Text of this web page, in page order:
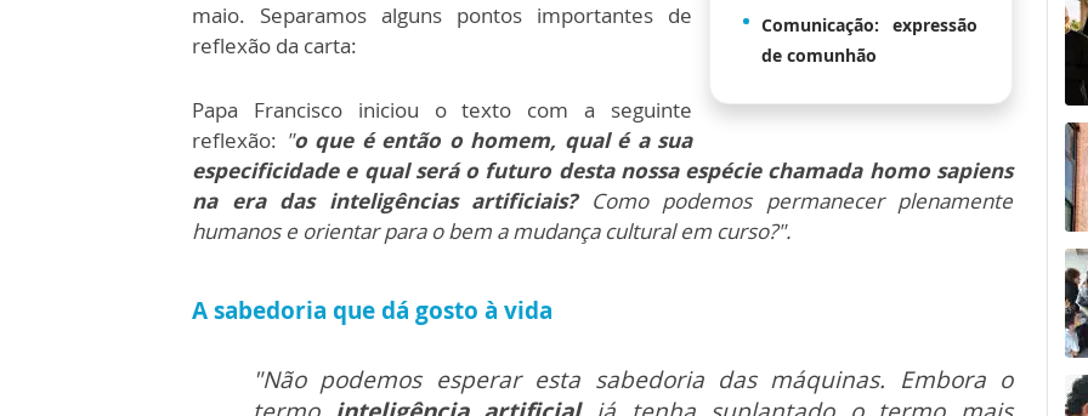
Comunicação: expressão
de comunhão
maio. Separamos alguns pontos importantes de
reflexão da carta:
Papa Francisco iniciou o texto com a seguinte
reflexão: "o que é então o homem, qual é a sua
especificidade e qual será o futuro desta nossa espécie chamada homo sapiens
na era das inteligências artificiais? Como podemos permanecer plenamente
humanos e orientar para o bem a mudança cultural em curso?".
A sabedoria que dá gosto à vida
"Não podemos esperar esta sabedoria das máquinas. Embora o